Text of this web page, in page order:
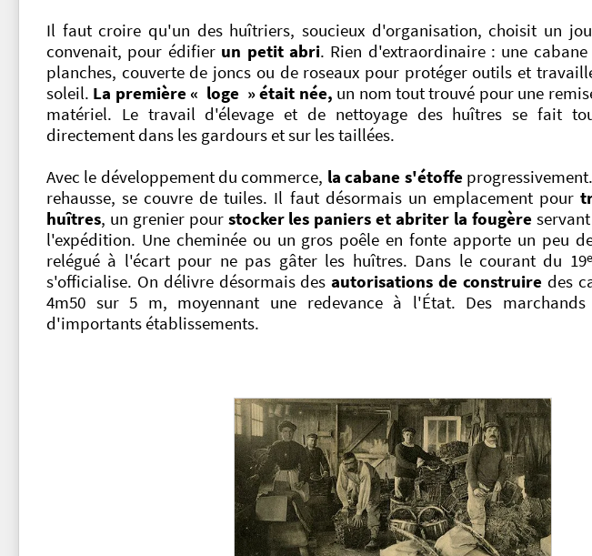
Il faut croire qu'un des huîtriers, soucieux d'organisation, choisit un
convenait, pour édifier un petit abri. Rien d'extraordinaire : une
planches, couverte de joncs ou de roseaux pour protéger outils et
soleil. La première « loge » était née, un nom tout trouvé pour une
matériel. Le travail d'élevage et de nettoyage des huîtres se fait
directement dans les gardours et sur les taillées.
Avec le développement du commerce, la cabane s'étoffe
rehausse, se couvre de tuiles. Il faut désormais un emplacement pour
huîtres, un grenier pour stocker les paniers et abriter la fougère
l'expédition. Une cheminée ou un gros poêle en fonte apporte un peu
relégué à l'écart pour ne pas gâter les huîtres. Dans le courant du 19e
s'officialise. On délivre désormais desautorisations de construire des
4m50 sur 5 m, moyennant une redevance à l'État. Des
d'importants établissements.